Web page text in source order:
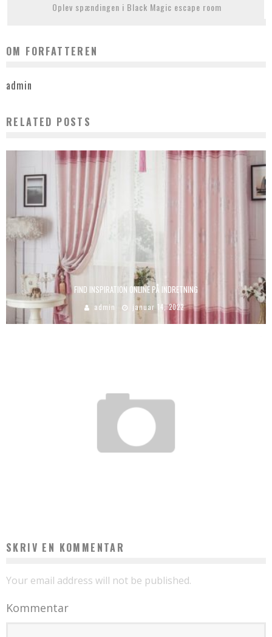
Oplev spændingen i Black Magic escape room
OM FORFATTEREN
admin
RELATED POSTS
FIND INSPIRATION ONLINE PÅ INDRETNING
admin januar 14, 2022
SKRIV EN KOMMENTAR
Your email address will not be published.
Kommentar